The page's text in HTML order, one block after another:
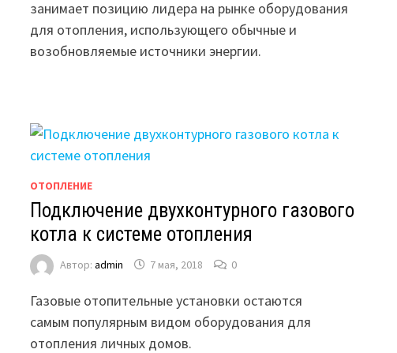
занимает позицию лидера на рынке оборудования
для отопления, использующего обычные и
возобновляемые источники энергии.
ОТОПЛЕНИЕ
Подключение двухконтурного газового
котла к системе отопления
Автор:admin 7 мая, 2018 0
Газовые отопительные установки остаются
самым популярным видом оборудования для
отопления личных домов.